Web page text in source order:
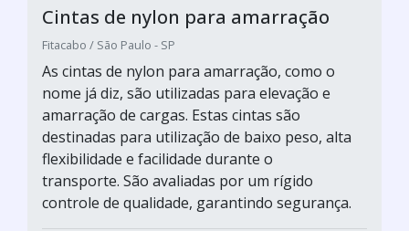
Cintas de nylon para amarração
Fitacabo / São Paulo - SP
As cintas de nylon para amarração, como o
nome já diz, são utilizadas para elevação e
amarração de cargas. Estas cintas são
destinadas para utilização de baixo peso, alta
flexibilidade e facilidade durante o
transporte. São avaliadas por um rígido
controle de qualidade, garantindo segurança.